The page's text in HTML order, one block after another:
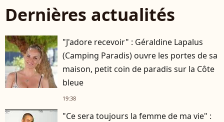
Dernières actualités
"J'adore recevoir" : Géraldine Lapalus
(Camping Paradis) ouvre les portes de sa
maison, petit coin de paradis sur la Côte
bleue
19:38
"Ce sera toujours la femme de ma vie" :